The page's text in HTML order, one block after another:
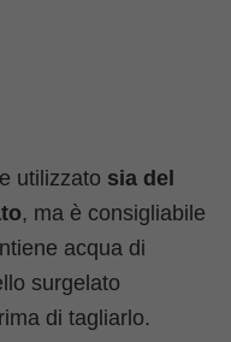
utilizzato sia del
, ma è consigliabile
acqua di
surgelato
di tagliarlo.